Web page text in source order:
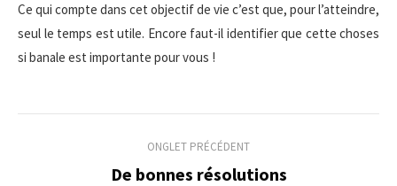
Ce qui compte dans cet objectif de vie c’est que, pour l’atteindre,
seul le temps est utile. Encore faut-il identifier que cette choses
si banale est importante pour vous !
ONGLET PRÉCÉDENT
Onglet
De bonnes résolutions